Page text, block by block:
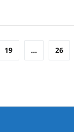
19 … 26